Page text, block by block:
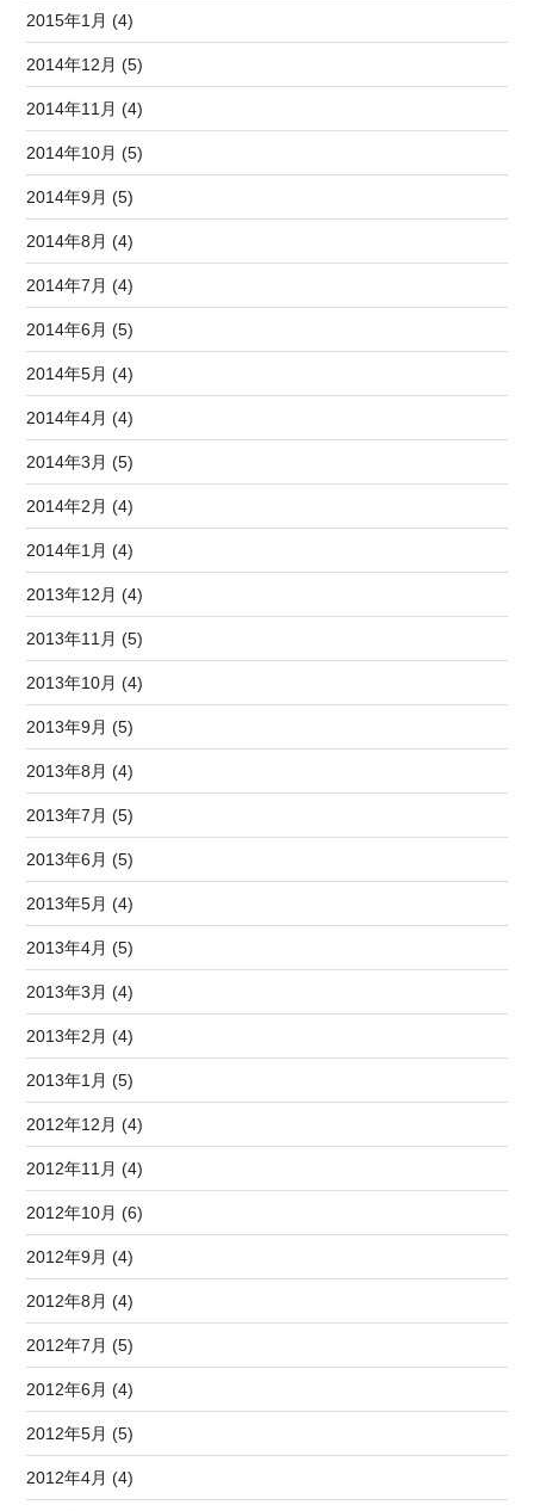
2015年1月 (4)
2014年12月 (5)
2014年11月 (4)
2014年10月 (5)
2014年9月 (5)
2014年8月 (4)
2014年7月 (4)
2014年6月 (5)
2014年5月 (4)
2014年4月 (4)
2014年3月 (5)
2014年2月 (4)
2014年1月 (4)
2013年12月 (4)
2013年11月 (5)
2013年10月 (4)
2013年9月 (5)
2013年8月 (4)
2013年7月 (5)
2013年6月 (5)
2013年5月 (4)
2013年4月 (5)
2013年3月 (4)
2013年2月 (4)
2013年1月 (5)
2012年12月 (4)
2012年11月 (4)
2012年10月 (6)
2012年9月 (4)
2012年8月 (4)
2012年7月 (5)
2012年6月 (4)
2012年5月 (5)
2012年4月 (4)